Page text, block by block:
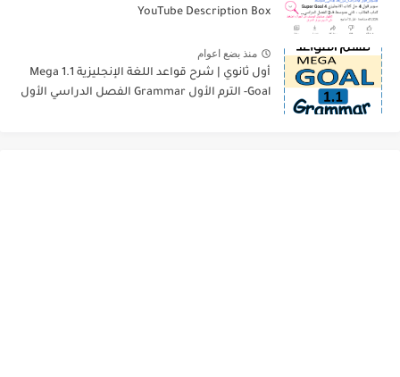
YouTube Description Box
منذ بضع اعوام
أول ثانوي | شرح قواعد اللغة الإنجليزية 1.1 Mega
Goal- الترم الأول Grammar الفصل الدراسي الأول